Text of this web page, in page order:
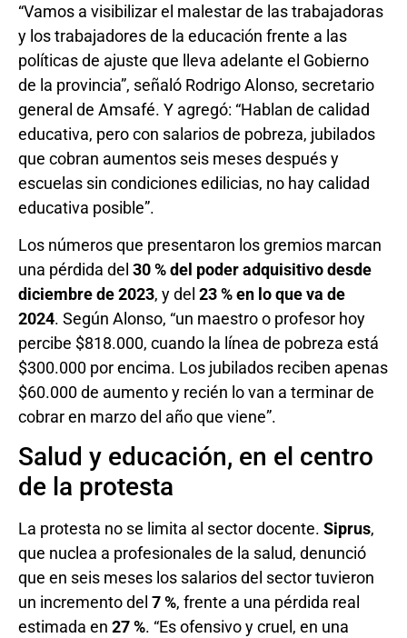
“Vamos a visibilizar el malestar de las trabajadoras
y los trabajadores de la educación frente a las
políticas de ajuste que lleva adelante el Gobierno
de la provincia”, señaló Rodrigo Alonso, secretario
general de Amsafé. Y agregó: “Hablan de calidad
educativa, pero con salarios de pobreza, jubilados
que cobran aumentos seis meses después y
escuelas sin condiciones edilicias, no hay calidad
educativa posible”.
Los números que presentaron los gremios marcan
una pérdida del 30 % del poder adquisitivo desde
diciembre de 2023, y del 23 % en lo que va de
2024. Según Alonso, “un maestro o profesor hoy
percibe $818.000, cuando la línea de pobreza está
$300.000 por encima. Los jubilados reciben apenas
$60.000 de aumento y recién lo van a terminar de
cobrar en marzo del año que viene”.
Salud y educación, en el centro
de la protesta
La protesta no se limita al sector docente. Siprus,
que nuclea a profesionales de la salud, denunció
que en seis meses los salarios del sector tuvieron
un incremento del 7 %, frente a una pérdida real
estimada en 27 %. “Es ofensivo y cruel, en una